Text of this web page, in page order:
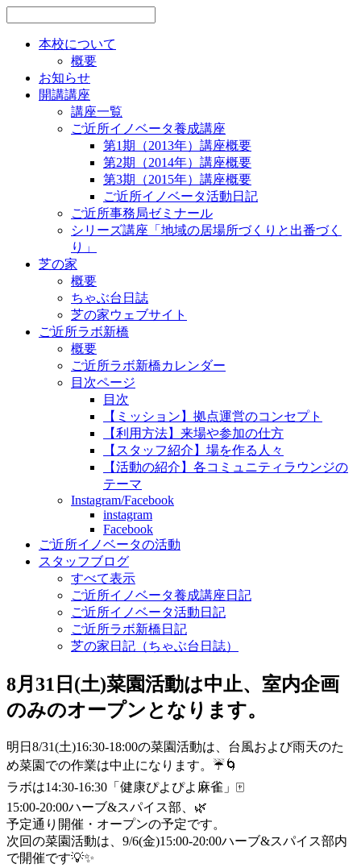
本校について
概要
お知らせ
開講講座
講座一覧
ご近所イノベータ養成講座
第1期（2013年）講座概要
第2期（2014年）講座概要
第3期（2015年）講座概要
ご近所イノベータ活動日記
ご近所事務局ゼミナール
シリーズ講座「地域の居場所づくりと出番づく
り」
芝の家
概要
ちゃぶ台日誌
芝の家ウェブサイト
ご近所ラボ新橋
概要
ご近所ラボ新橋カレンダー
目次ページ
目次
【ミッション】拠点運営のコンセプト
【利用方法】来場や参加の仕方
【スタッフ紹介】場を作る人々
【活動の紹介】各コミュニティラウンジの
テーマ
Instagram/Facebook
instagram
Facebook
ご近所イノベータの活動
スタッフブログ
すべて表示
ご近所イノベータ養成講座日記
ご近所イノベータ活動日記
ご近所ラボ新橋日記
芝の家日記（ちゃぶ台日誌）
8月31日(土)菜園活動は中止、室内企画
のみのオープンとなります。
明日8/31(土)16:30-18:00の菜園活動は、台風および雨天のた
め菜園での作業は中止になります。☔️🌀
ラボは14:30-16:30「健康ぴよぴよ麻雀」🀄️
15:00-20:00ハーブ&スパイス部、🌿
予定通り開催・オープンの予定です。
次回の菜園活動は、9/6(金)15:00-20:00ハーブ&スパイス部内
で開催です💡✨